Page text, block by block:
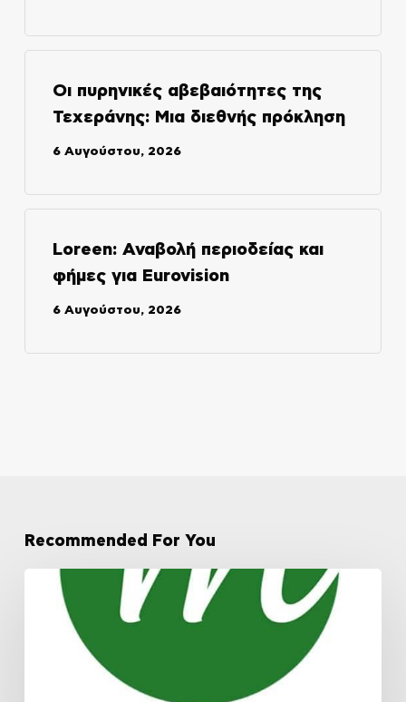
Οι πυρηνικές αβεβαιότητες της
Τεχεράνης: Μια διεθνής πρόκληση
6 Αυγούστου, 2026
Loreen: Αναβολή περιοδείας και
φήμες για Eurovision
6 Αυγούστου, 2026
Recommended For You